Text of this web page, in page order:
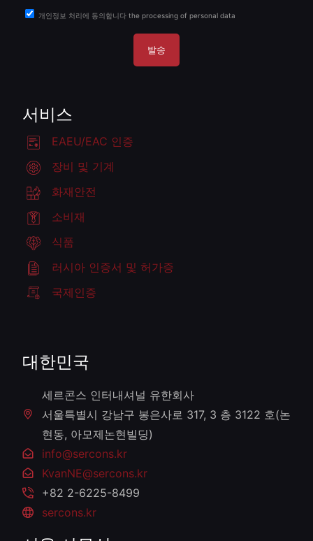
개인정보 처리에 동의합니다 the processing of personal data
서비스
EAEU/EAC 인증
장비 및 기계
화재안전
소비재
식품
러시아 인증서 및 허가증
국제인증
대한민국
세르콘스 인터내셔널 유한회사
서울특별시 강남구 봉은사로 317, 3 층 3122 호(논
현동, 아모제논현빌딩)
info@sercons.kr
KvanNE@sercons.kr
+82 2-6225-8499
sercons.kr